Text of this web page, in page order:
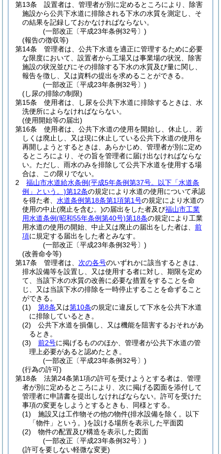
第13条
設置者は、管理者が別に定めるところにより、除害
施設から公共下水道に排除される下水の水質を測定し、そ
の結果を記録しておかなければならない。
(一部改正〔平成23年条例32号〕)
(報告の徴収等)
第14条
管理者は、公共下水道を適正に管理するために必要
な限度において、設置者から工場又は事業場の状況、除害
施設の状況並びにその排除する下水の水質及び量に関し、
報告を徴し、又は資料の提出を求めることができる。
(一部改正〔平成23年条例32号〕)
(し尿の排除の制限)
第15条
使用者は、し尿を公共下水道に排除するときは、水
洗便所によらなければならない。
(使用開始等の届出)
第16条
使用者は、公共下水道の使用を開始し、休止し、若
しくは廃止し、又は現に休止している公共下水道の使用を
再開しようとするときは、あらかじめ、管理者が別に定め
るところにより、その旨を管理者に届け出なければならな
い。 ただし、雨水のみを排除して公共下水道を使用する場
合は、この限りでない。
2
福山市水道給水条例(平成5年条例第37号。以下「水道条
例」という。)第12条の規定により水道の使用について承認
を得た者、 水道条例第18条第1項第1号の規定により水道の
使用の中止(廃止を含む。)の届出をした者及び福山市工業
用水道条例(昭和55年条例第40号)第18条の規定により工業
用水道の使用の開始、中止又は廃止の届出をした者は、 前
項に規定する届出をした者とみなす。
(一部改正〔平成23年条例32号〕)
(改善命令等)
第17条
管理者は、 次の各号のいずれかに該当するときは、
排水設備等を設置し、又は使用する者に対し、期限を定め
て、当該下水の水質の改善に必要な措置をすることを命
じ、又は当該下水の排除を一時停止することを命ずること
ができる。
(1)
第8条又は第10条の規定に違反して下水を公共下水道
に排除しているとき。
(2)
公共下水道を損傷し、又は機能を阻害するおそれがあ
るとき。
(3)
前2号に掲げるもののほか、管理者が公共下水道の管
理上必要があると認めたとき。
(一部改正〔平成23年条例32号〕)
(行為の許可)
第18条
法第24条第1項の許可を受けようとする者は、管理
者が別に定めるところにより、次に掲げる図面を添付して
管理者に申請書を提出しなければならない。 許可を受けた
事項の変更をしようとするときも、同様とする。
(1)
施設又は工作物その他の物件(排水設備を除く。以下
「物件」という。)を設ける場所を表示した平面図
(2)
物件の配置及び構造を表示した図面
(一部改正〔平成23年条例32号〕)
(許可を要しない軽微な変更)